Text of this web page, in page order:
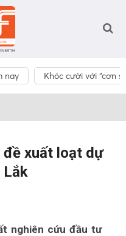
nay Khóc cười với “cơn
đề xuất loạt dự
Lắk
nghiên cứu đầu tư